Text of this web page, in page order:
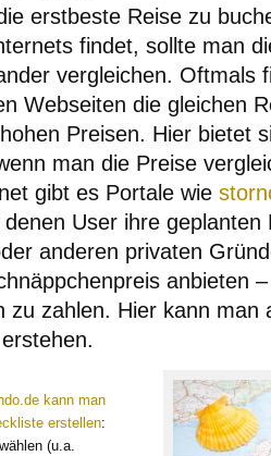
erstbeste Reise zu
findet, sollte man
vergleichen. Oftmals
Webseiten die gleichen
Preisen. Hier bietet
man die Preise
gibt es Portale wie
User ihre geplanten
anderen privaten
anbieten
zu zahlen. Hier kann man
kann man
erstellen:
(u.a.